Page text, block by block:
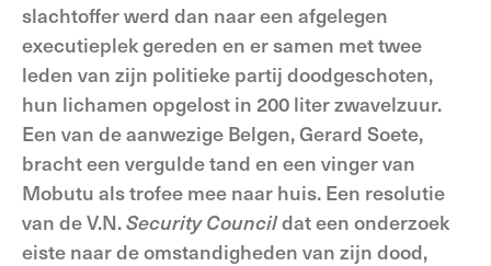
slachtoffer werd dan naar een afgelegen
executieplek gereden en er samen met twee
leden van zijn politieke partij doodgeschoten,
hun lichamen opgelost in 200 liter zwavelzuur.
Een van de aanwezige Belgen, Gerard Soete,
bracht een vergulde tand en een vinger van
Mobutu als trofee mee naar huis. Een resolutie
van de V.N.Security Councildat een onderzoek
eiste naar de omstandigheden van zijn dood,